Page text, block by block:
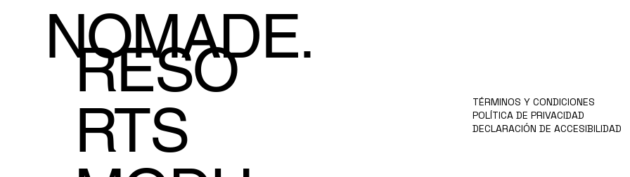
NOMADE.
RESO
RTS
TÉRMINOS Y CONDICIONES
POLÍTICA DE PRIVACIDAD
DECLARACIÓN DE ACCESIBILIDAD